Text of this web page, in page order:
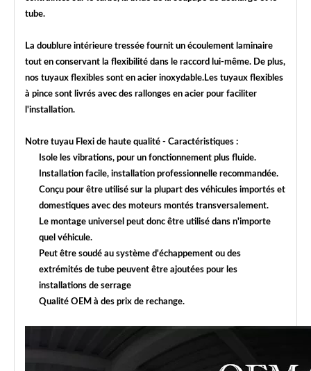
tube.
La doublure intérieure tressée fournit un écoulement laminaire
tout en conservant la flexibilité dans le raccord lui-même. De plus,
nos tuyaux flexibles sont en acier inoxydable.Les tuyaux flexibles
à pince sont livrés avec des rallonges en acier pour faciliter
l'installation.
Notre tuyau Flexi de haute qualité - Caractéristiques :
Isole les vibrations, pour un fonctionnement plus fluide.
Installation facile, installation professionnelle recommandée.
Conçu pour être utilisé sur la plupart des véhicules importés et
domestiques avec des moteurs montés transversalement.
Le montage universel peut donc être utilisé dans n'importe
quel véhicule.
Peut être soudé au système d'échappement ou des
extrémités de tube peuvent être ajoutées pour les
installations de serrage
Qualité OEM à des prix de rechange.